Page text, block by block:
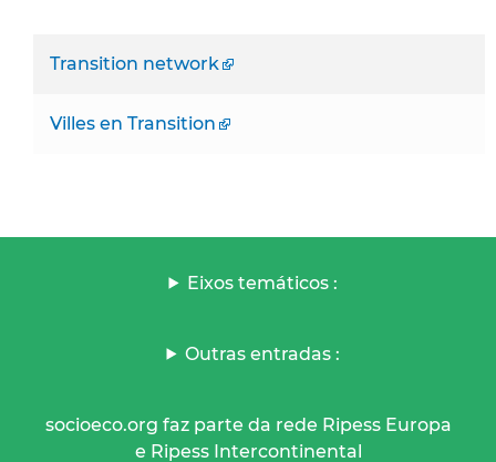
Transition network
Villes en Transition
Eixos temáticos :
Outras entradas :
socioeco.org faz parte da rede Ripess Europa
e Ripess Intercontinental